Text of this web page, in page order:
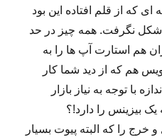
که از قلم افتاده این بود
شکل نگرفت. همه چیز در حد
هم استارت آپ ها را به
هم که از دید شما کار
با توجه به نیاز بازار
بیزینس را دارد!؟
را که البته پیوت بسیار